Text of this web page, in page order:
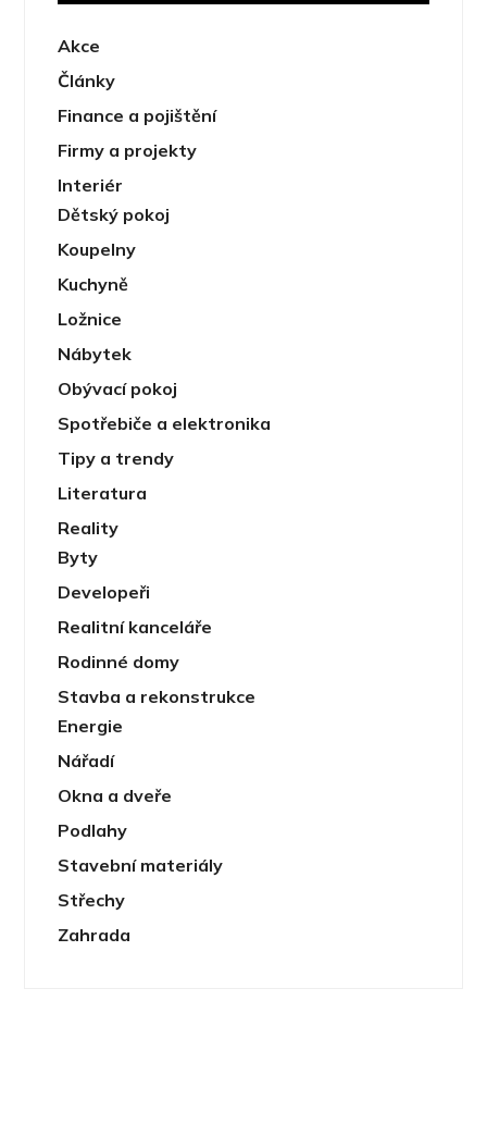
Akce
Články
Finance a pojištění
Firmy a projekty
Interiér
Dětský pokoj
Koupelny
Kuchyně
Ložnice
Nábytek
Obývací pokoj
Spotřebiče a elektronika
Tipy a trendy
Literatura
Reality
Byty
Developeři
Realitní kanceláře
Rodinné domy
Stavba a rekonstrukce
Energie
Nářadí
Okna a dveře
Podlahy
Stavební materiály
Střechy
Zahrada